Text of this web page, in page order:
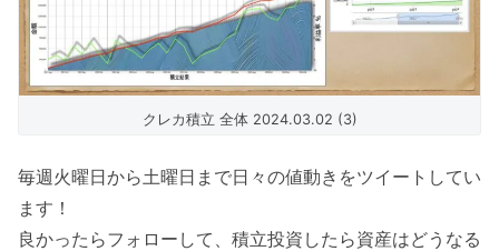
クレカ積立 全体 2024.03.02 (3)
毎週火曜日から土曜日まで日々の値動きをツイートしてい
ます！
良かったらフォローして、積立投資したら資産はどうなる